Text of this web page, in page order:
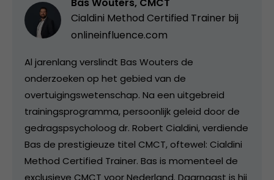
Cialdini Method Certified Trainer bij
onlineinfluence.com
Al jarenlang verslindt Bas Wouters de
onderzoeken op het gebied van de
overtuigingswetenschap. Na een uitgebreid
trainingsprogramma, persoonlijk geleid door de
gedragspsycholoog dr. Robert Cialdini, verdiende
Bas de prestigieuze titel CMCT, oftewel: Cialdini
Method Certified Trainer. Bas is momenteel de
exclusieve CMCT voor Nederland. Daarnaast is hij